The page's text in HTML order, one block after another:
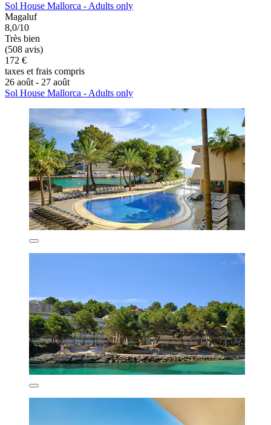
Sol House Mallorca - Adults only
Magaluf
8,0/10
Très bien
(508 avis)
172 €
taxes et frais compris
26 août - 27 août
Sol House Mallorca - Adults only